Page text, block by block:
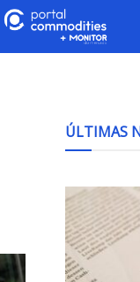
ÚLTIMAS